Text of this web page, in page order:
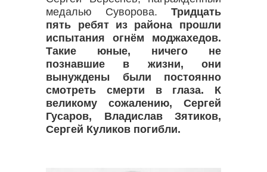
медалью Суворова. Тридцать
пять ребят из района прошли
испытания огнём моджахедов.
Такие юные, ничего не
познавшие в жизни, они
вынуждены были постоянно
смотреть смерти в глаза. К
великому сожалению, Сергей
Гусаров, Владислав Зятиков,
Сергей Куликов погибли.